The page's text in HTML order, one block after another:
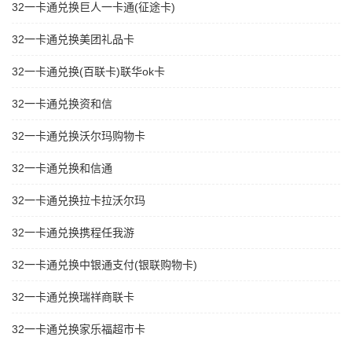
32一卡通兑换巨人一卡通(征途卡)
32一卡通兑换美团礼品卡
32一卡通兑换(百联卡)联华ok卡
32一卡通兑换资和信
32一卡通兑换沃尔玛购物卡
32一卡通兑换和信通
32一卡通兑换拉卡拉沃尔玛
32一卡通兑换携程任我游
32一卡通兑换中银通支付(银联购物卡)
32一卡通兑换瑞祥商联卡
32一卡通兑换家乐福超市卡